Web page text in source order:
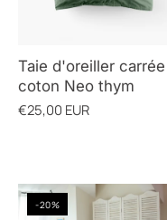
COULEUR
Taie d'oreiller carrée
coton Neo thym
€25,00 EUR
-20%